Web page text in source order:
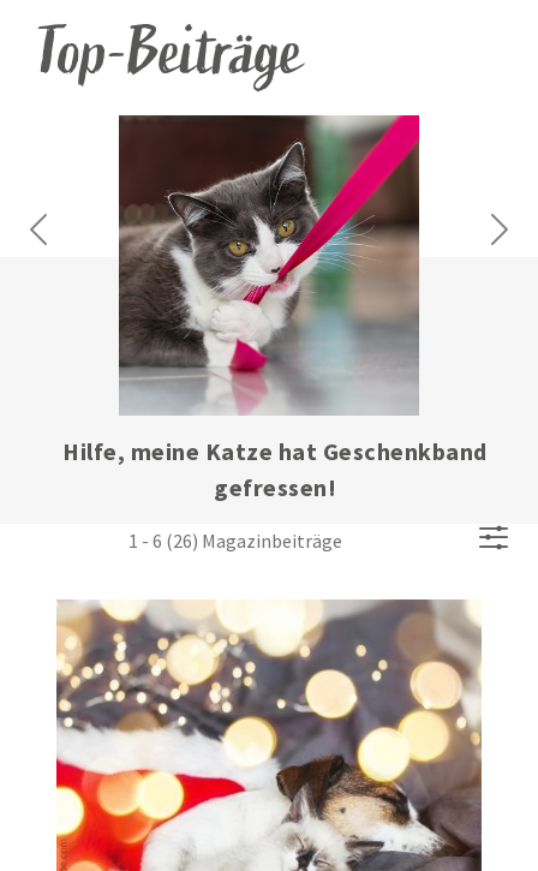
Top-Beiträge
Hau(p)tsache gesund – Fellwechsel und -
pflege bei Katzen
Previous Next
1 - 6 (26) Magazinbeiträge